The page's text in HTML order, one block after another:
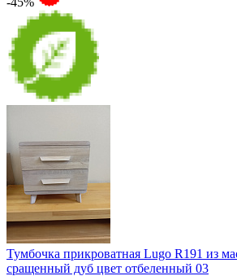
Тумбочка прикроватная Lugo R191 из
сращенный дуб цвет отбеленный 03